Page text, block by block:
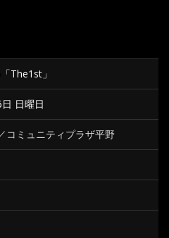
The1st」
日曜日
コミュニティプラザ平野